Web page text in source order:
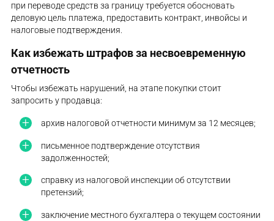
при переводе средств за границу требуется обосновать
деловую цель платежа, предоставить контракт, инвойсы и
налоговые подтверждения.
Как избежать штрафов за несвоевременную
отчетность
Чтобы избежать нарушений, на этапе покупки стоит
запросить у продавца:
архив налоговой отчетности минимум за 12 месяцев;
письменное подтверждение отсутствия
задолженностей;
справку из налоговой инспекции об отсутствии
претензий;
заключение местного бухгалтера о текущем состоянии